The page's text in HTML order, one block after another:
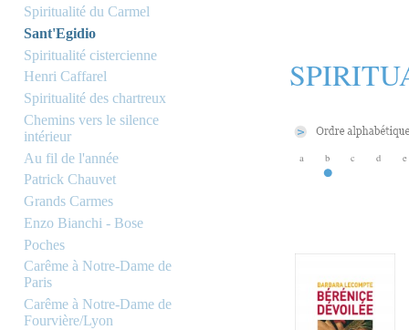
Spiritualité du Carmel
Sant'Egidio
Spiritualité cistercienne
Henri Caffarel
Spiritualité des chartreux
Chemins vers le silence
intérieur
Au fil de l'année
Patrick Chauvet
Grands Carmes
Enzo Bianchi - Bose
Poches
Carême à Notre-Dame de
Paris
Carême à Notre-Dame de
Fourvière/Lyon
a b c d e